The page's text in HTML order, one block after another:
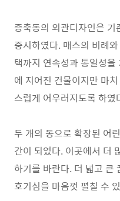
증축동의 외관디자인은
중시하였다. 매스의 비례
택까지 연속성과 통일성
에 지어진 건물이지만 마
스럽게 어우러지도록 하였
두 개의 동으로 확장된 어
간이 되었다. 이곳에서 더
하기를 바란다. 더 넓고 큰
호기심을 마음껏 펼칠 수